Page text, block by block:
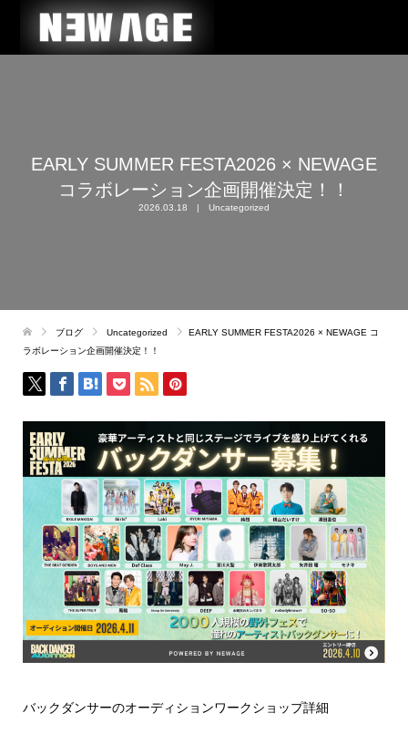
EARLY SUMMER FESTA2026 × NEWAGE
コラボレーション企画開催決定！！
2026.03.18 Uncategorized
ブログ Uncategorized
EARLY SUMMER FESTA2026 × NEWAGE コ
ラボレーション企画開催決定！！
バックダンサーのオーディションワークショップ詳細